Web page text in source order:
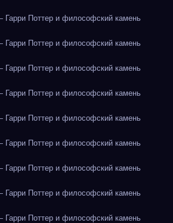
Поттер и философский камень
Поттер и философский камень
Поттер и философский камень
Поттер и философский камень
Поттер и философский камень
Поттер и философский камень
Поттер и философский камень
Поттер и философский камень
Поттер и философский камень